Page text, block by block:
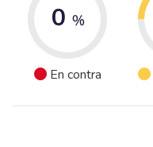
0 %
En contra